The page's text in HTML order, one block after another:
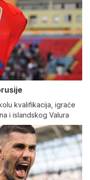
kvalifikacija, igraće
i islandskog Valura